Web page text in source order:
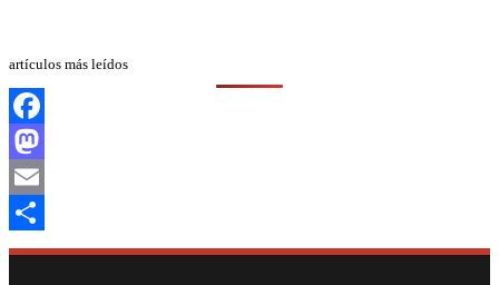
artículos más leídos
Facebook
Mastodon
Email
Compartir